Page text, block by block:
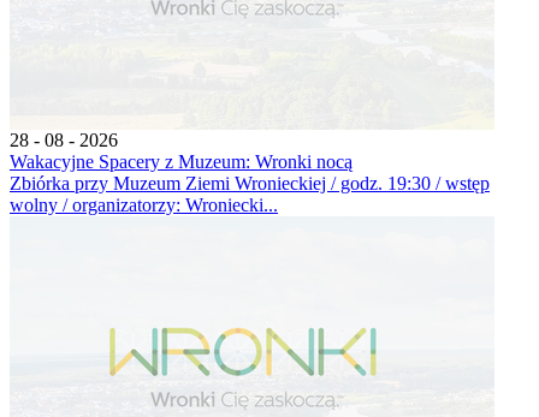
28 - 08 - 2026
Wakacyjne Spacery z Muzeum: Wronki nocą
Zbiórka przy Muzeum Ziemi Wronieckiej / godz. 19:30 / wstęp
wolny / organizatorzy: Wroniecki...